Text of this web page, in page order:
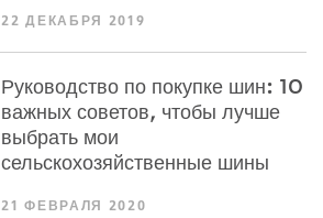
22 ДЕКАБРЯ 2019
Руководство по покупке шин: 10
важных советов, чтобы лучше
выбрать мои
сельскохозяйственные шины
21 ФЕВРАЛЯ 2020